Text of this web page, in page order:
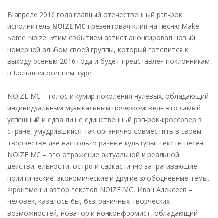
В апреле 2016 года главный отечественный рэп-рок
исполнитель NOIZE MC презентовал клип на песню Make
Some Noize. Этим событием артист анонсировал новый
номерной альбом своей группы, который готовится к
выходу осенью 2016 года и будет представлен поклонникам
в Большом осеннем туре.
NOIZE MC – голос и кумир поколения нулевых, обладающий
индивидуальным музыкальным почерком: ведь это самый
успешный и едва ли не единственный рэп-рок-кроссовер в
стране, умудрившийся так органично совместить в своем
творчестве две настолько разные культуры. Тексты песен
NOIZE MC – это отражение актуальной и реальной
действительности, остро и саркастично затрагивающие
политические, экономические и другие злободневные темы.
Фронтмен и автор текстов NOIZE MC, Иван Алексеев –
человек, казалось бы, безграничных творческих
возможностей, новатор и нонконформист, обладающий